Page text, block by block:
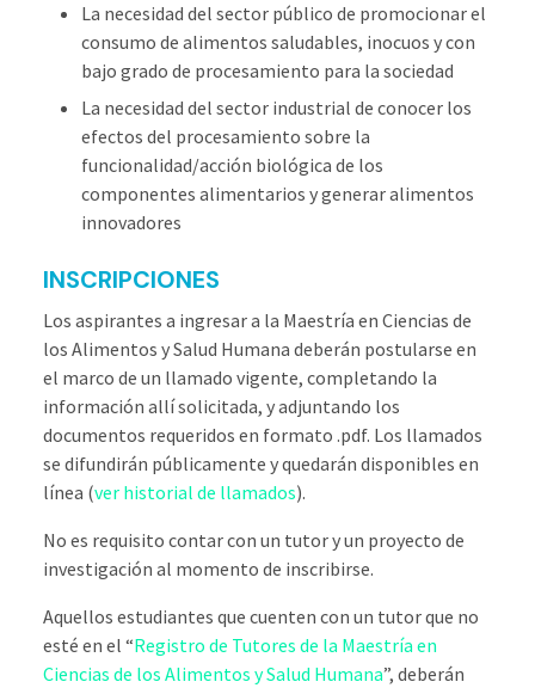
La necesidad del sector público de promocionar el
consumo de alimentos saludables, inocuos y con
bajo grado de procesamiento para la sociedad
La necesidad del sector industrial de conocer los
efectos del procesamiento sobre la
funcionalidad/acción biológica de los
componentes alimentarios y generar alimentos
innovadores
INSCRIPCIONES
Los aspirantes a ingresar a la Maestría en Ciencias de
los Alimentos y Salud Humana deberán postularse en
el marco de un llamado vigente, completando la
información allí solicitada, y adjuntando los
documentos requeridos en formato .pdf. Los llamados
se difundirán públicamente y quedarán disponibles en
línea (ver historial de llamados).
No es requisito contar con un tutor y un proyecto de
investigación al momento de inscribirse.
Aquellos estudiantes que cuenten con un tutor que no
esté en el “Registro de Tutores de la Maestría en
Ciencias de los Alimentos y Salud Humana”, deberán